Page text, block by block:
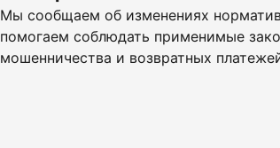
Мы сообщаем об изменениях
помогаем соблюдать применимые
мошенничества и возвратных